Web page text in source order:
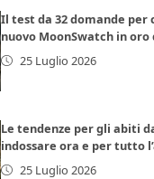
Il test da 32 domande per
nuovo MoonSwatch in oro
25 Luglio 2026
Le tendenze per gli abiti
indossare ora e per tutto
25 Luglio 2026